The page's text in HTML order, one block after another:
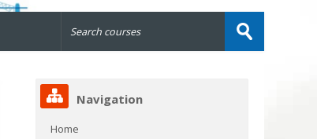
courses
Submit
Navigation
Home